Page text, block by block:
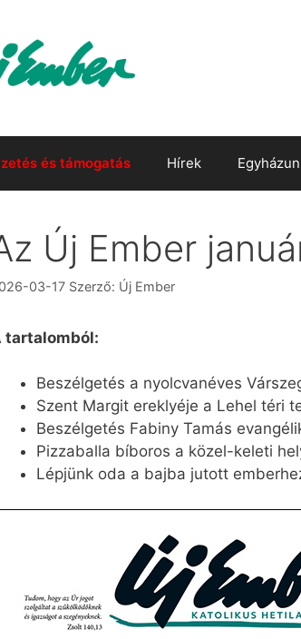
és támogatás Hírek
Új Ember
03-17 Szerző: Új Ember
tartalomból:
Beszélgetés a nyolcvanéves
Szent Margit ereklyéje a Lehel téri
Beszélgetés Fabiny Tamás
Pizzaballa bíboros a közel-keleti
Lépjünk oda a bajba jutott